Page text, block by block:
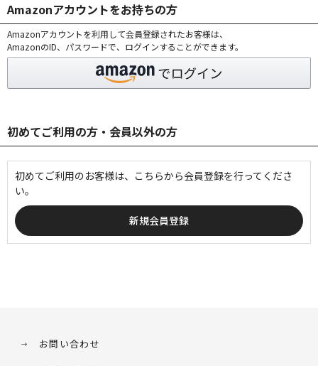
Amazonアカウントをお持ちの方
Amazonアカウントを利用して会員登録されたお客様は、
AmazonのID、パスワードで、ログインすることができます。
初めてご利用の方・会員以外の方
初めてご利用のお客様は、こちらから会員登録を行ってくださ
い。
お問い合わせ